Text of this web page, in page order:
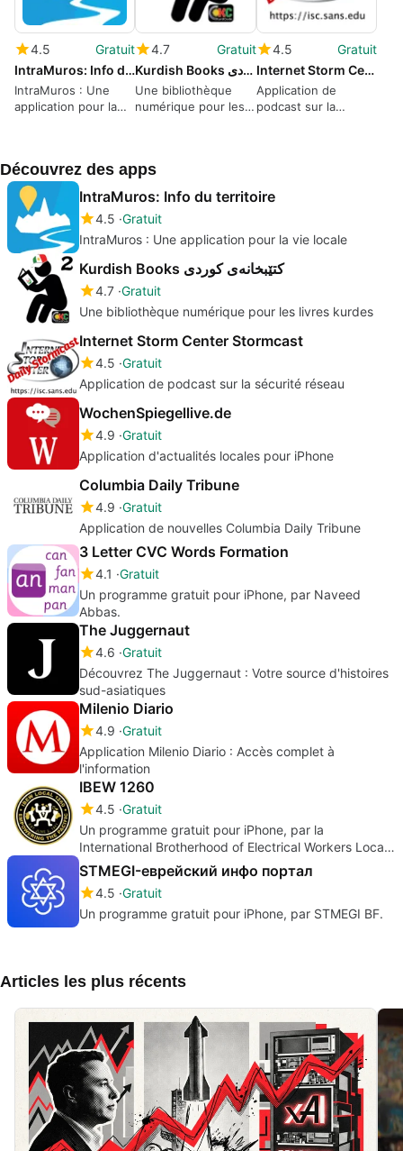
4.5
Gratuit
IntraMuros: Info du territoire
IntraMuros : Une
application pour la
4.7
Gratuit
Kurdish Books کتێبخانەی کوردی
Une bibliothèque
numérique pour les
4.5
Gratuit
Internet Storm Center Stormcast
Application de
podcast sur la
Découvrez des apps
IntraMuros: Info du territoire
4.5 Gratuit
IntraMuros : Une application pour la vie locale
Kurdish Books کتێبخانەی کوردی
4.7 Gratuit
Une bibliothèque numérique pour les livres kurdes
Internet Storm Center Stormcast
4.5 Gratuit
Application de podcast sur la sécurité réseau
WochenSpiegellive.de
4.9 Gratuit
Application d'actualités locales pour iPhone
Columbia Daily Tribune
4.9 Gratuit
Application de nouvelles Columbia Daily Tribune
3 Letter CVC Words Formation
4.1 Gratuit
Un programme gratuit pour iPhone, par Naveed
Abbas.
The Juggernaut
4.6 Gratuit
Découvrez The Juggernaut : Votre source d'histoires
sud-asiatiques
Milenio Diario
4.9 Gratuit
Application Milenio Diario : Accès complet à
l'information
IBEW 1260
4.5 Gratuit
Un programme gratuit pour iPhone, par la
International Brotherhood of Electrical Workers Local
Union 1260.
STMEGI-еврейский инфo портал
4.5 Gratuit
Un programme gratuit pour iPhone, par STMEGI BF.
Articles les plus récents